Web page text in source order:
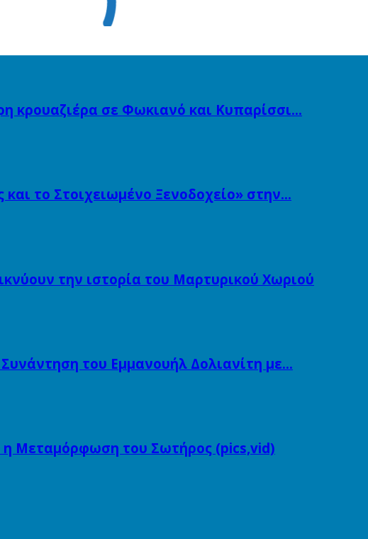
κρουαζιέρα σε Φωκιανό και Κυπαρίσσι…
και το Στοιχειωμένο Ξενοδοχείο» στην…
την ιστορία του Μαρτυρικού Χωριού
του Εμμανουήλ Δολιανίτη με…
η Μεταμόρφωση του Σωτήρος (pics,vid)